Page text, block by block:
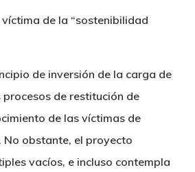
de inversión de la carga de
de restitución de
de las víctimas de
No obstante, el proyecto
vacíos, e incluso contempla